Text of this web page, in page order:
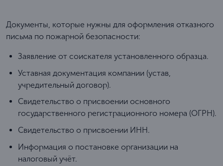
Документы, которые нужны для оформления отказного
письма по пожарной безопасности:
Заявление от соискателя установленного образца.
Уставная документация компании (устав,
учредительный договор).
Свидетельство о присвоении основного
государственного регистрационного номера (ОГРН).
Свидетельство о присвоении ИНН.
Информация о постановке организации на
налоговый учёт.